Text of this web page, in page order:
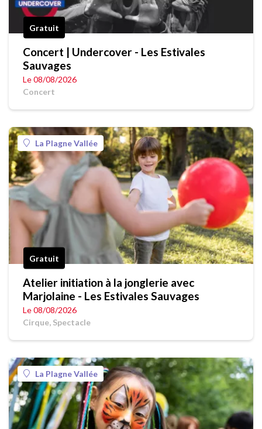
Gratuit
Concert | Undercover - Les Estivales
Sauvages
Le 08/08/2026
Concert
La Plagne Vallée
Gratuit
Atelier initiation à la jonglerie avec
Marjolaine - Les Estivales Sauvages
Le 08/08/2026
Cirque, Spectacle
La Plagne Vallée